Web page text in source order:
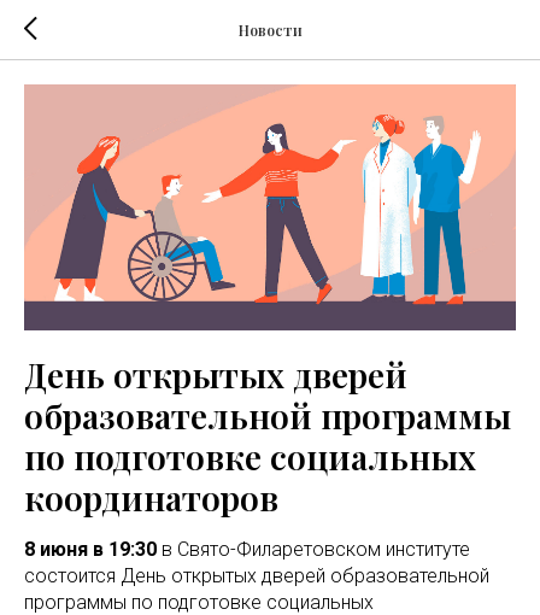
Новости
День открытых дверей
образовательной программы
по подготовке социальных
координаторов
8 июня в 19:30 в Свято-Филаретовском институте
состоится День открытых дверей образовательной
программы по подготовке социальных